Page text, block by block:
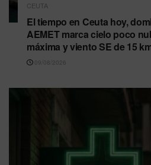
CEUTA
El tiempo en Ceuta hoy,
AEMET marca cielo poco
máxima y viento SE de 15
09/08/2026